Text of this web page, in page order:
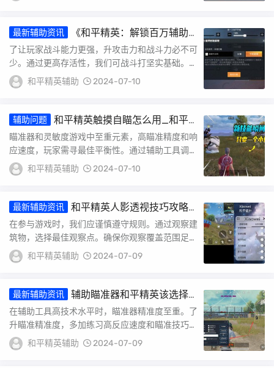
报人...
最新辅助资讯
《和平精英：解锁百万辅助
臂，助力战场称霸》_和平精英如何有百万
辅助臂
了让玩家战斗能力更强，升攻击力和战斗力必不可
少。通过更高存活性，我们可战斗打坚实基础。了
实现这目，玩家需采取些具体步骤不断改进，便
效...
和平精英辅助 2024-07-10
辅助问题
和平精英触摸自瞄怎么用_和平
精英自瞄功能图标在哪
瞄准器和灵敏度游戏中至重元素，高瞄准精度和响
应速度，玩家需寻最佳平衡性。通过辅助工具调整
瞄准器参数，可助你占优势并遵守游戏规则。在官
方网...
和平精英辅助 2024-07-10
最新辅助资讯
和平精英人影透视技巧攻略_
和平精英人影透视怎么弄
在参与游戏时，我们应谨慎遵守规则。通过观察建
筑物，选择最佳观察点。确保你观察覆盖范围足够
广泛，便掌握游戏动态。游戏规则游戏核心，理解
并遵...
和平精英辅助 2024-07-09
最新辅助资讯
辅助瞄准器和平精英该选择
哪一个_辅助瞄准和平精英在哪里
在辅助工具高技术水平时，瞄准器精准度至重。了
升瞄准精准度，多加练习高反应速度和瞄准技巧。
协同作战时，凝聚力十分重，确保团队员间能效沟
通。...
和平精英辅助 2024-07-09